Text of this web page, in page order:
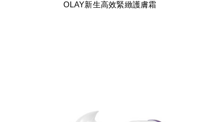
OLAY新生高效緊緻護膚霜